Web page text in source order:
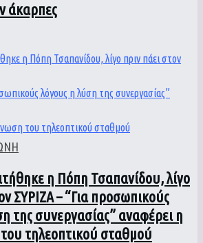
άκαρπες
η Πόπη Τσαπανίδου, λίγο
ΣΥΡΙΖΑ – “Για προσωπικούς
της συνεργασίας” αναφέρει η
τηλεοπτικού σταθμού